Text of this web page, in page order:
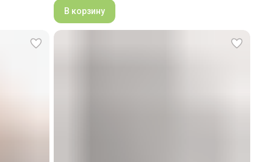
В корзину